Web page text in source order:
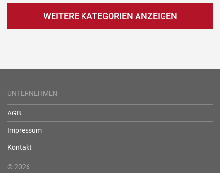
WEITERE KATEGORIEN ANZEIGEN
UNTERNEHMEN
AGB
Impressum
Kontakt
© 2026